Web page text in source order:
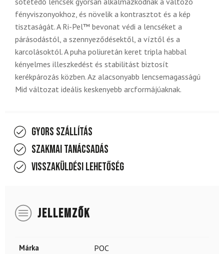
fényviszonyokhoz, és növelik a kontrasztot és a kép
tisztaságát. A Ri-Pel™ bevonat védi a lencséket a
párásodástól, a szennyeződésektől, a víztől és a
karcolásoktól. A puha poliuretán keret tripla habbal
kényelmes illeszkedést és stabilitást biztosít
kerékpározás közben. Az alacsonyabb lencsemagasságú
Mid változat ideális keskenyebb arcformájúaknak.
Gyors szállítás
Szakmai tanácsadás
Visszaküldési lehetőség
JELLEMZŐK
Márka POC